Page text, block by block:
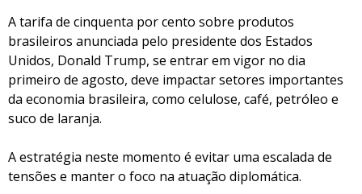
A tarifa de cinquenta por cento sobre produtos
brasileiros anunciada pelo presidente dos Estados
Unidos, Donald Trump, se entrar em vigor no dia
primeiro de agosto, deve impactar setores importantes
da economia brasileira, como celulose, café, petróleo e
suco de laranja.
A estratégia neste momento é evitar uma escalada de
tensões e manter o foco na atuação diplomática.